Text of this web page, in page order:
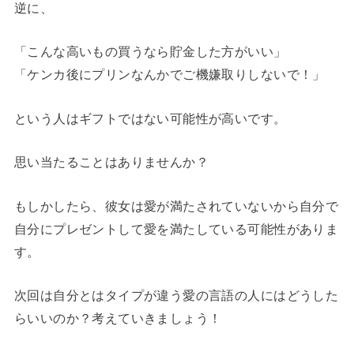
逆に、
「こんな高いもの買うなら貯金した方がいい」
「ケンカ後にプリンなんかでご機嫌取りしないで！」
という人はギフトではない可能性が高いです。
思い当たることはありませんか？
もしかしたら、彼女は愛が満たされていないから自分で
自分にプレゼントして愛を満たしている可能性がありま
す。
次回は自分とはタイプが違う愛の言語の人にはどうした
らいいのか？考えていきましょう！